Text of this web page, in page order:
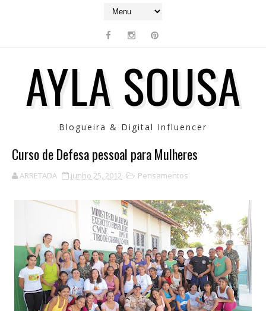
AYLA SOUSA
Blogueira & Digital Influencer
Curso de Defesa pessoal para Mulheres
ARRETADA junho 25, 2012 Pensamentos